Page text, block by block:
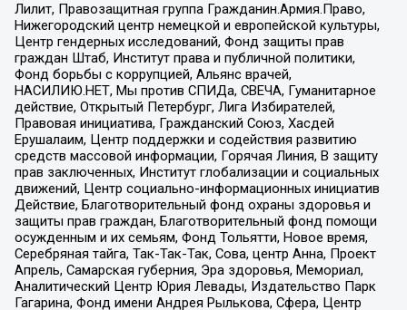
Лилит, Правозащитная группа Гражданин.Армия.Право,
Нижегородский центр немецкой и европейской культуры,
Центр гендерных исследований, Фонд защиты прав
граждан Штаб, Институт права и публичной политики,
Фонд борьбы с коррупцией, Альянс врачей,
НАСИЛИЮ.НЕТ, Мы против СПИДа, СВЕЧА, Гуманитарное
действие, Открытый Петербург, Лига Избирателей,
Правовая инициатива, Гражданский Союз, Хасдей
Ерушалаим, Центр поддержки и содействия развитию
средств массовой информации, Горячая Линия, В защиту
прав заключенных, Институт глобализации и социальных
движений, Центр социально-информационных инициатив
Действие, Благотворительный фонд охраны здоровья и
защиты прав граждан, Благотворительный фонд помощи
осужденным и их семьям, Фонд Тольятти, Новое время,
Серебряная тайга, Так-Так-Так, Сова, центр Анна, Проект
Апрель, Самарская губерния, Эра здоровья, Мемориал,
Аналитический Центр Юрия Левады, Издательство Парк
Гагарина, Фонд имени Андрея Рылькова, Сфера, Центр